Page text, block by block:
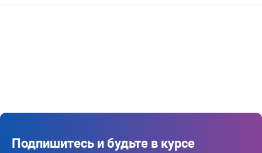
Подпишитесь и будьте в курсе